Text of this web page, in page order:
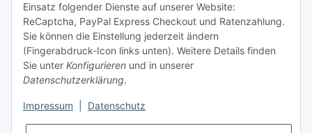
Tel: +49 (0) 5132 8230689
Fax: +49 (0) 5132 8230693
E-Mail:mail@texcorner.de
Einsatz folgender Dienste auf unserer Website:
ReCaptcha, PayPal Express Checkout und Ratenzahlung.
Sie können die Einstellung jederzeit ändern
(Fingerabdruck-Icon links unten). Weitere Details finden
Sie unter Konfigurieren und in unserer
Datenschutzerklärung.
Impressum Datenschutz